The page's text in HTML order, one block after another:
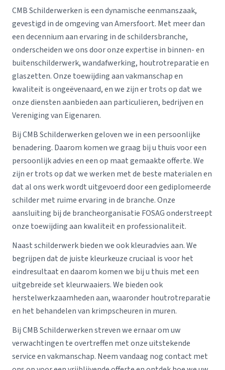
CMB Schilderwerken is een dynamische eenmanszaak,
gevestigd in de omgeving van Amersfoort. Met meer dan
een decennium aan ervaring in de schildersbranche,
onderscheiden we ons door onze expertise in binnen- en
buitenschilderwerk, wandafwerking, houtrotreparatie en
glaszetten. Onze toewijding aan vakmanschap en
kwaliteit is ongeëvenaard, en we zijn er trots op dat we
onze diensten aanbieden aan particulieren, bedrijven en
Vereniging van Eigenaren.
Bij CMB Schilderwerken geloven we in een persoonlijke
benadering. Daarom komen we graag bij u thuis voor een
persoonlijk advies en een op maat gemaakte offerte. We
zijn er trots op dat we werken met de beste materialen en
dat al ons werk wordt uitgevoerd door een gediplomeerde
schilder met ruime ervaring in de branche. Onze
aansluiting bij de brancheorganisatie FOSAG onderstreept
onze toewijding aan kwaliteit en professionaliteit.
Naast schilderwerk bieden we ook kleuradvies aan. We
begrijpen dat de juiste kleurkeuze cruciaal is voor het
eindresultaat en daarom komen we bij u thuis met een
uitgebreide set kleurwaaiers. We bieden ook
herstelwerkzaamheden aan, waaronder houtrotreparatie
en het behandelen van krimpscheuren in muren.
Bij CMB Schilderwerken streven we ernaar om uw
verwachtingen te overtreffen met onze uitstekende
service en vakmanschap. Neem vandaag nog contact met